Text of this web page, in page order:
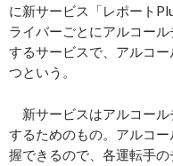
に新サービス「レポート
ライバーごとにアルコー
するサービスで、アルコ
つという。
新サービスはアルコール
するためのもの。アルコ
握できるので、各運転手